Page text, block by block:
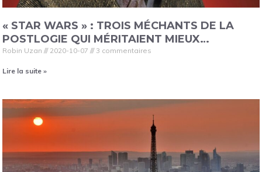
« STAR WARS » : TROIS MÉCHANTS DE LA
POSTLOGIE QUI MÉRITAIENT MIEUX…
Robin Uzan 2020-10-07 3 commentaires
Lire la suite »